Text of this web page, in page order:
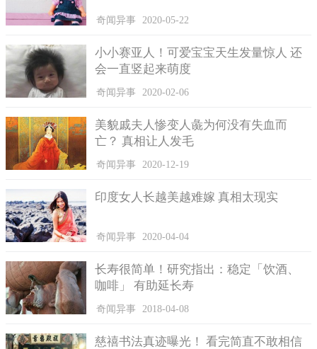
奇闻异事 2020-05-22
小小赛亚人！可爱宝宝天生发量惊人 还
会一直竖起来萌度
奇闻异事 2020-02-06
美貌戚夫人惨变人彘为何没有失血而
亡？ 真相让人发毛
奇闻异事 2020-12-19
印度女人长越美越难嫁 真相太现实
奇闻异事 2020-04-04
长寿很简单！研究指出：稳定「饮酒、
咖啡」 有助延长寿
奇闻异事 2018-04-08
慈禧书法真迹曝光！ 看完简直不敢相信